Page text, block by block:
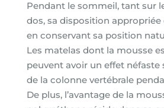
Pendant le sommeil, tant sur
dos, sa disposition appropriée
en conservant sa position
Les matelas dont la mousse
peuvent avoir un effet néfaste
de la colonne vertébrale
De plus, l’avantage de la